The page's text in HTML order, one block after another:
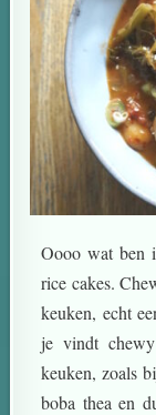
Oooo wat ben
rice cakes.
keuken, echt
je vindt
keuken, zoals
boba thea en